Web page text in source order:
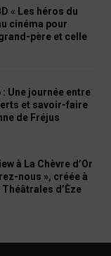
« Les héros du
cinéma pour
père et celle
Une journée entre
et savoir-faire
de Fréjus
à La Chèvre d’Or
nous », créée à
d’Èze